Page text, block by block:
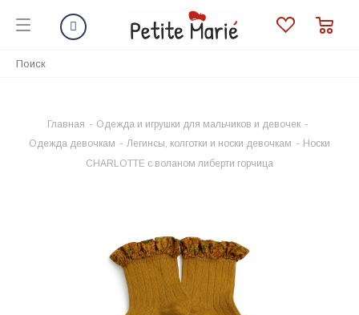
Главная - Одежда и игрушки для мальчиков и девочек -
Одежда девочкам - Легинсы, колготки и носки девочкам - Носки
CHARLOTTE с воланом либерти горчица